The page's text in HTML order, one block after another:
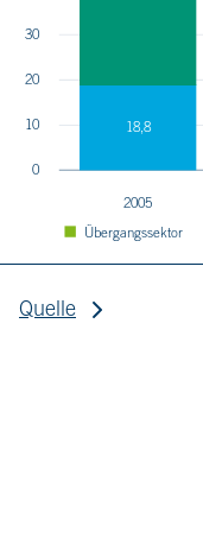
2005
0
10
20
30
18,8
Übergangssektor
Quelle